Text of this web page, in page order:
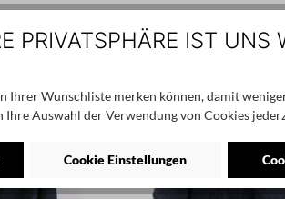
PRIVATSPHÄRE IST UNS
Ihrer Wunschliste merken können, damit
Ihre Auswahl der Verwendung von Cookies
Cookie Einstellungen